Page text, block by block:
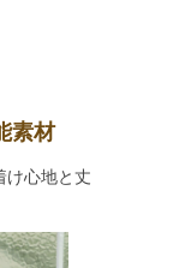
素材
け心地と丈